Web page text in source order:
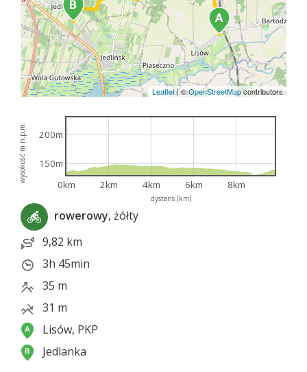
Leaflet|©OpenStreetMapcontributors
dystans (km)
wysokość m n.p.m.
0km 2km 4km 6km 8km
150m
200m
rowerowy, żółty
9,82 km
3h 45min
35 m
31 m
Lisów, PKP
Jedlanka